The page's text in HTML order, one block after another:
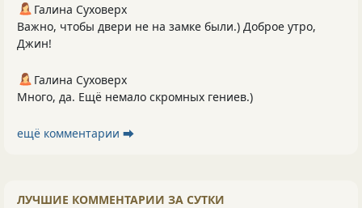
Галина Суховерх
Важно, чтобы двери не на замке были.) Доброе утро,
Джин!
Галина Суховерх
Много, да. Ещё немало скромных гениев.)
ещё комментарии ⮕
ЛУЧШИЕ КОММЕНТАРИИ ЗА СУТКИ